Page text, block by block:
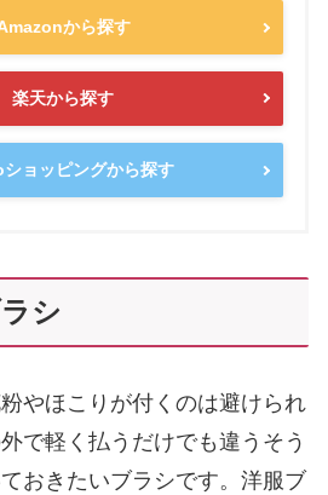
から探す
楽天から探す
ョッピングから探す
シ
やほこりが付くのは避けられ
で軽く払うだけでも違うそう
おきたいブラシです。洋服ブ